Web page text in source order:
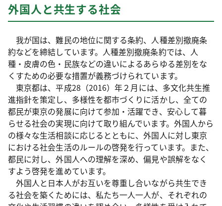
外国人と共生する社会
我が国は、難民の地位に関する条約、人種差別撤廃条
約などを締結しています。人種差別撤廃条約では、人
種・皮膚の色・民族などの違いによるあらゆる差別をな
くすための必要な措置が義務づけられています。
東京都は、平成28（2016）年２月には、多文化共生推
進指針を策定し、多様性を都市づくりに活かし、全ての
都民が東京の発展に向けて参加・活躍でき、安心して暮
らせる社会の実現に向けて取り組んでいます。外国人から
の様々な生活相談に応じるとともに、外国人に対し東京
における社会生活のルールの啓発を行っています。また、
都民に対し、外国人への理解を深め、偏見や誤解をなく
すよう啓発を進めています。
外国人と日本人がお互いを尊重し合いながら共生でき
る社会を築くためには、私たち一人一人が、それぞれの